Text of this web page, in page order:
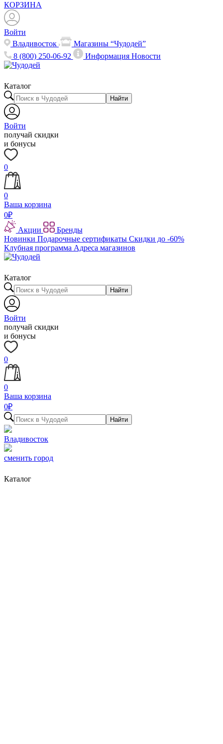
КОРЗИНА
Войти
Владивосток
Магазины “Чудодей”
8 (800) 250-06-92
ИнформацияНовости
Каталог
Найти
Войти
получай скидки
и бонусы
0
0
Ваша корзина
0₽
Акции
Бренды
Новинки Подарочные сертификаты Скидки до -60%
Клубная программа Адреса магазинов
Каталог
Найти
Войти
получай скидки
и бонусы
0
0
Ваша корзина
0₽
Найти
Владивосток
сменить город
Каталог